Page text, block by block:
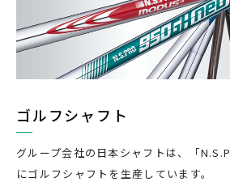
ゴルフシャフト
グループ会社の日本シャフトは、「
にゴルフシャフトを生産しています。